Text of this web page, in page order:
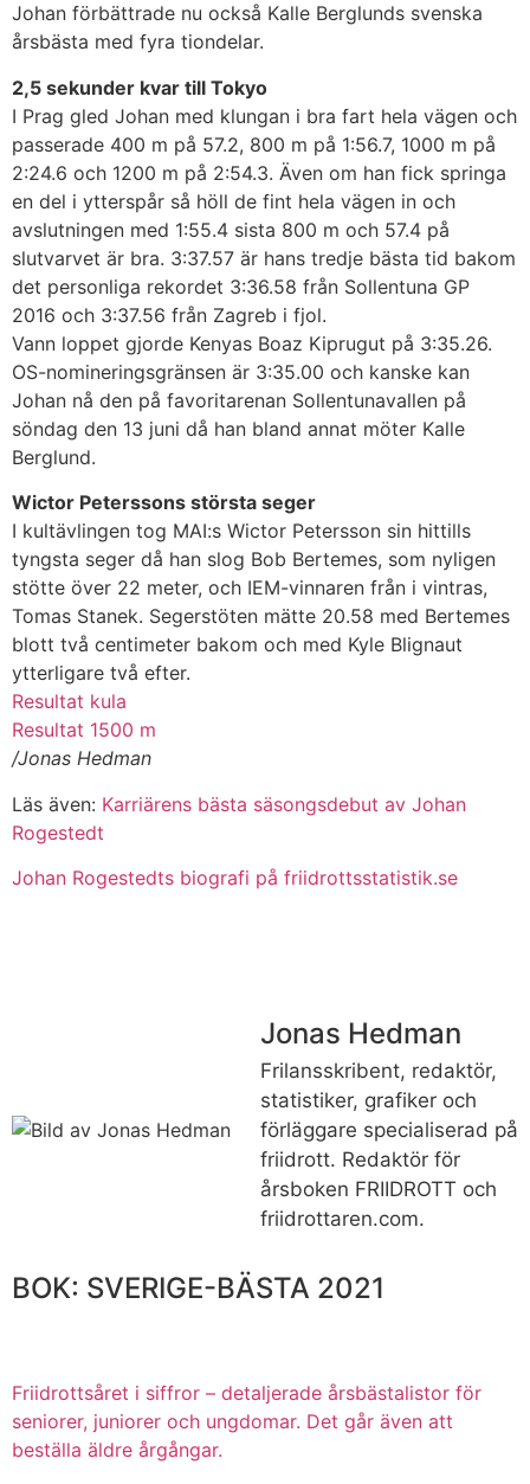
Johan förbättrade nu också Kalle Berglunds svenska
årsbästa med fyra tiondelar.
2,5 sekunder kvar till Tokyo
I Prag gled Johan med klungan i bra fart hela vägen och
passerade 400 m på 57.2, 800 m på 1:56.7, 1000 m på
2:24.6 och 1200 m på 2:54.3. Även om han fick springa
en del i ytterspår så höll de fint hela vägen in och
avslutningen med 1:55.4 sista 800 m och 57.4 på
slutvarvet är bra. 3:37.57 är hans tredje bästa tid bakom
det personliga rekordet 3:36.58 från Sollentuna GP
2016 och 3:37.56 från Zagreb i fjol.
Vann loppet gjorde Kenyas Boaz Kiprugut på 3:35.26.
OS-nomineringsgränsen är 3:35.00 och kanske kan
Johan nå den på favoritarenan Sollentunavallen på
söndag den 13 juni då han bland annat möter Kalle
Berglund.
Wictor Peterssons största seger
I kultävlingen tog MAI:s Wictor Petersson sin hittills
tyngsta seger då han slog Bob Bertemes, som nyligen
stötte över 22 meter, och IEM-vinnaren från i vintras,
Tomas Stanek. Segerstöten mätte 20.58 med Bertemes
blott två centimeter bakom och med Kyle Blignaut
ytterligare två efter.
Resultat kula
Resultat 1500 m
/Jonas Hedman
Läs även: Karriärens bästa säsongsdebut av Johan
Rogestedt
Johan Rogestedts biografi på friidrottsstatistik.se
Jonas Hedman
Frilansskribent, redaktör,
statistiker, grafiker och
förläggare specialiserad på
friidrott. Redaktör för
årsboken FRIIDROTT och
friidrottaren.com.
BOK: SVERIGE-BÄSTA 2021
Friidrottsåret i siffror – detaljerade årsbästalistor för
seniorer, juniorer och ungdomar. Det går även att
beställa äldre årgångar.